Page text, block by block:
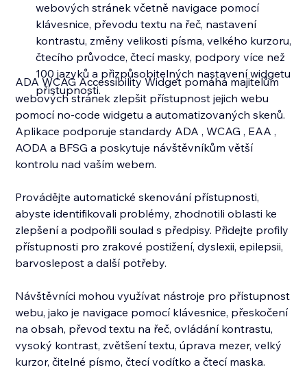
webových stránek včetně navigace pomocí
klávesnice, převodu textu na řeč, nastavení
kontrastu, změny velikosti písma, velkého kurzoru,
čtecího průvodce, čtecí masky, podpory více než
100 jazyků a přizpůsobitelných nastavení widgetu
přístupnosti.
ADA WCAG Accessibility Widget pomáhá majitelům
webových stránek zlepšit přístupnost jejich webu
pomocí no-code widgetu a automatizovaných skenů.
Aplikace podporuje standardy ADA , WCAG , EAA ,
AODA a BFSG a poskytuje návštěvníkům větší
kontrolu nad vaším webem.
Provádějte automatické skenování přístupnosti,
abyste identifikovali problémy, zhodnotili oblasti ke
zlepšení a podpořili soulad s předpisy. Přidejte profily
přístupnosti pro zrakové postižení, dyslexii, epilepsii,
barvoslepost a další potřeby.
Návštěvníci mohou využívat nástroje pro přístupnost
webu, jako je navigace pomocí klávesnice, přeskočení
na obsah, převod textu na řeč, ovládání kontrastu,
vysoký kontrast, zvětšení textu, úprava mezer, velký
kurzor, čitelné písmo, čtecí vodítko a čtecí maska.